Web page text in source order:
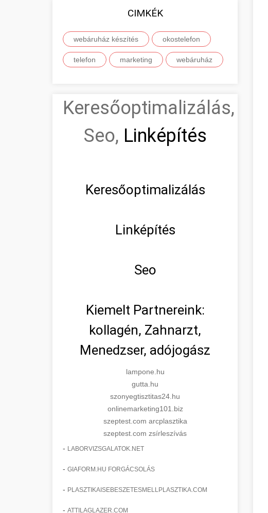
CIMKÉK
webáruház készítés okostelefon
telefon marketing webáruház
Keresőoptimalizálás,
Seo, Linképítés
Keresőoptimalizálás
Linképítés
Seo
Kiemelt Partnereink:
kollagén, Zahnarzt,
Menedzser, adójogász
lampone.hu
gutta.hu
szonyegtisztitas24.hu
onlinemarketing101.biz
szeptest.com arcplasztika
szeptest.com zsírleszívás
- LABORVIZSGALATOK.NET
- GIAFORM.HU FORGÁCSOLÁS
- PLASZTIKAISEBESZETESMELLPLASZTIKA.COM
- ATTILAGLAZER.COM